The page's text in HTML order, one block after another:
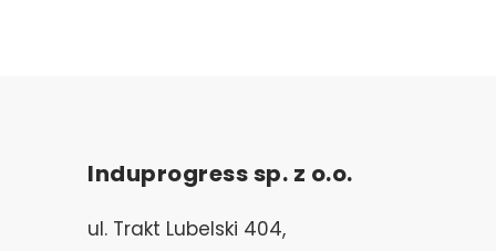
Induprogress sp. z o.o.
ul. Trakt Lubelski 404,